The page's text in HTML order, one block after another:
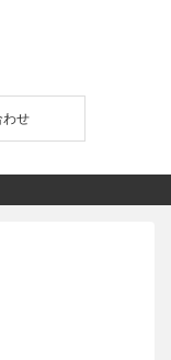
わせ